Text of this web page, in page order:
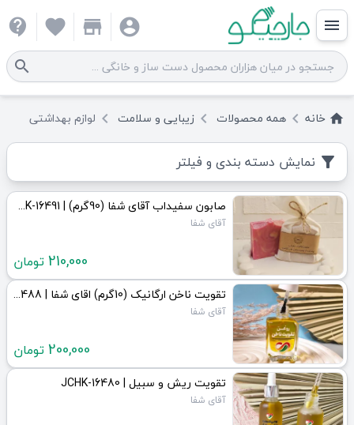
menu
search
account_circle
store
favorite
contact_support
home خانه keyboard_arrow_left همه محصولات keyboard_arrow_left زیبایی و سلامت keyboard_arrow_left لوازم بهداشتی
filter_alt نمایش دسته بندی و فیلتر
صابون سفیداب آقای شفا (90گرم) | JCHK-16491
آقای شفا
210,000تومان
تقویت ناخن ارگانیک (10گرم) اقای شفا | JCHK-16488
آقای شفا
200,000تومان
تقویت ریش و سبیل | JCHK-16480
آقای شفا